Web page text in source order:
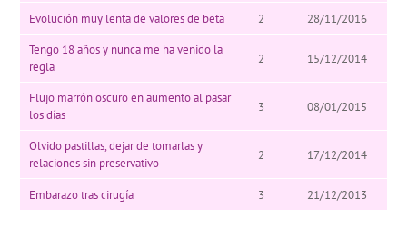
Evolución muy lenta de valores de beta 2
28/11/2016
Tengo 18 años y nunca me ha venido la
regla
2 15/12/2014
Flujo marrón oscuro en aumento al pasar
los días
3 08/01/2015
Olvido pastillas, dejar de tomarlas y
relaciones sin preservativo
2 17/12/2014
Embarazo tras cirugía 3 21/12/2013